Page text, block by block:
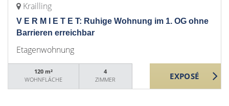
Krailling
V E R M I E T E T: Ruhige Wohnung im 1. OG ohne
Barrieren erreichbar
Etagenwohnung
120 m²
WOHNFLÄCHE
4
ZIMMER